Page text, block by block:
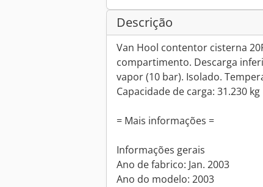
Descrição
Van Hool contentor cisterna
compartimento. Descarga
vapor (10 bar). Isolado.
Capacidade de carga: 31.230 kg
= Mais informações =
Informações gerais
Ano de fabrico: Jan. 2003
Ano do modelo: 2003